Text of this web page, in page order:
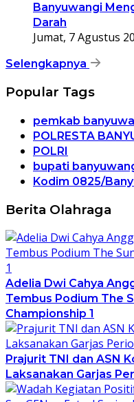
Banyuwangi
Darah
Jumat, 7 Agustus
Selengkapnya
Popular Tags
pemkab
POLRESTA
POLRI
bupati
Kodim 0825/
Berita Olahraga
Adelia Dwi Cahya
Tembus Podium The
Championship 1
Prajurit TNI dan ASN
Laksanakan Garjas